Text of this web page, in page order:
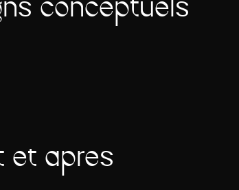
conceptuels
et après